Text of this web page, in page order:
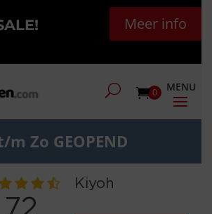
Meer info
0
m Zo GEOPEND